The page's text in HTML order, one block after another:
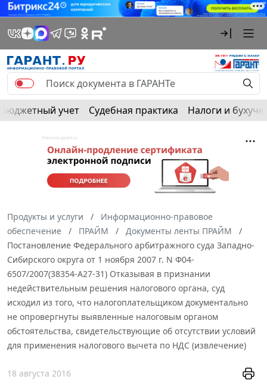
Бюджетный учет Судебная практика Налоги и
Продукты и услуги
Информационно-правовое
обеспечение
ПРАЙМ
Документы ленты ПРАЙМ
Постановление Федерального арбитражного суда Западно-
Сибирского округа от 1 ноября 2007 г. N Ф04-
6507/2007(38354-А27-31) Отказывая в признании
недействительным решения налогового органа, суд
исходил из того, что налогоплательщиком документально
не опровергнуты выявленные налоговым органом
обстоятельства, свидетельствующие об отсутствии условий
для применения налогового вычета по НДС (извлечение)
18 августа 2016